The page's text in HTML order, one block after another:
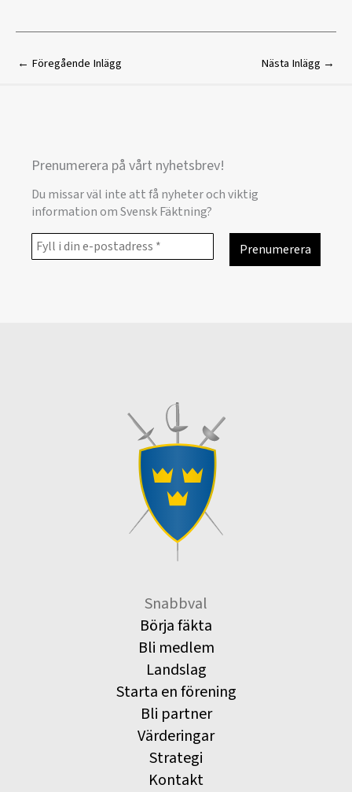
← Föregående Inlägg Nästa Inlägg →
Prenumerera på vårt nyhetsbrev!
Du missar väl inte att få nyheter och viktig
information om Svensk Fäktning?
Snabbval
Börja fäkta
Bli medlem
Landslag
Starta en förening
Bli partner
Värderingar
Strategi
Kontakt